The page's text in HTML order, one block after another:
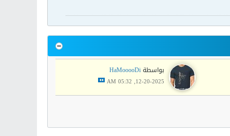
بواسطةHaMooooDi
12-20-2025, 05:32 AM